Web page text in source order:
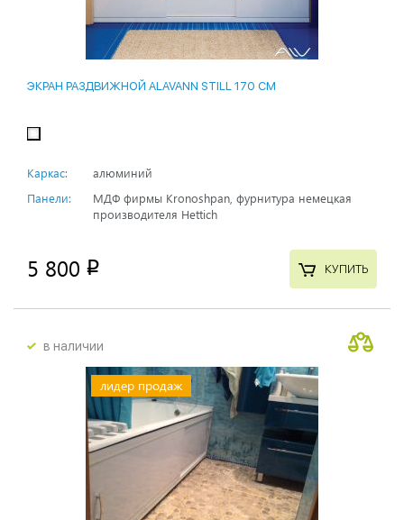
ЭКРАН РАЗДВИЖНОЙ ALAVANN STILL 170 СМ
Каркас:
алюминий
Панели:
МДФ фирмы Kronoshpan, фурнитура немецкая
производителя Hettich
5 800 p КУПИТЬ
в наличии
лидер продаж